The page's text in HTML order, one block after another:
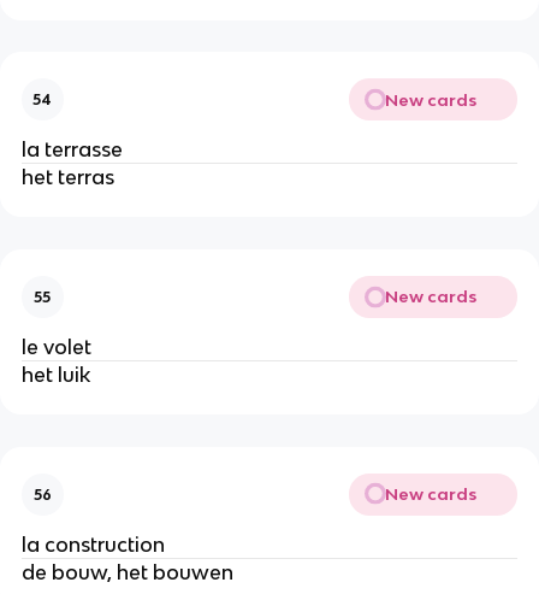
54 New cards
la terrasse
het terras
55 New cards
le volet
het luik
56 New cards
la construction
de bouw, het bouwen